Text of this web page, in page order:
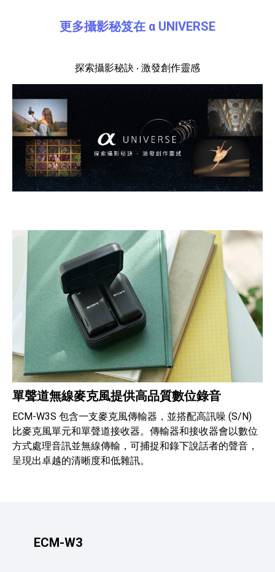
更多攝影秘笈在 α UNIVERSE
探索攝影秘訣 ‧ 激發創作靈感
單聲道無線麥克風提供高品質數位錄音
ECM-W3S 包含一支麥克風傳輸器，並搭配高訊噪 (S/N)
比麥克風單元和單聲道接收器。傳輸器和接收器會以數位
方式處理音訊並無線傳輸，可捕捉和錄下說話者的聲音，
呈現出卓越的清晰度和低雜訊。
ECM-W3